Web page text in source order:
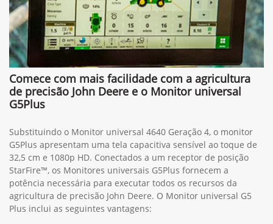
Comece com mais facilidade com a agricultura
de precisão John Deere e o Monitor universal
G5Plus
Substituindo o Monitor universal 4640 Geração 4, o monitor
G5Plus apresentam uma tela capacitiva sensível ao toque de
32,5 cm e 1080p HD. Conectados a um receptor de posição
StarFire™, os Monitores universais G5Plus fornecem a
potência necessária para executar todos os recursos da
agricultura de precisão John Deere. O Monitor universal G5
Plus inclui as seguintes vantagens: